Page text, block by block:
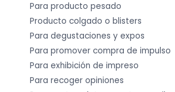
Para producto pesado
Producto colgado o blisters
Para degustaciones y expos
Para promover compra de impulso
Para exhibición de impreso
Para recoger opiniones